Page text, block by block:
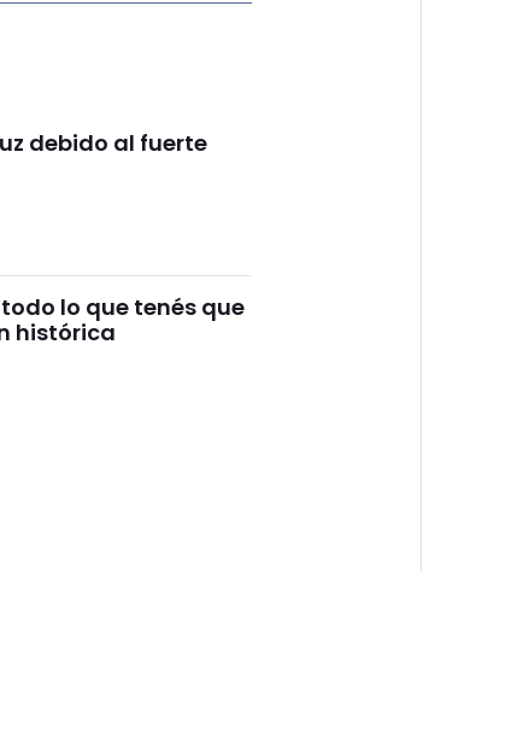
debido al fuerte
lo que tenés que
histórica